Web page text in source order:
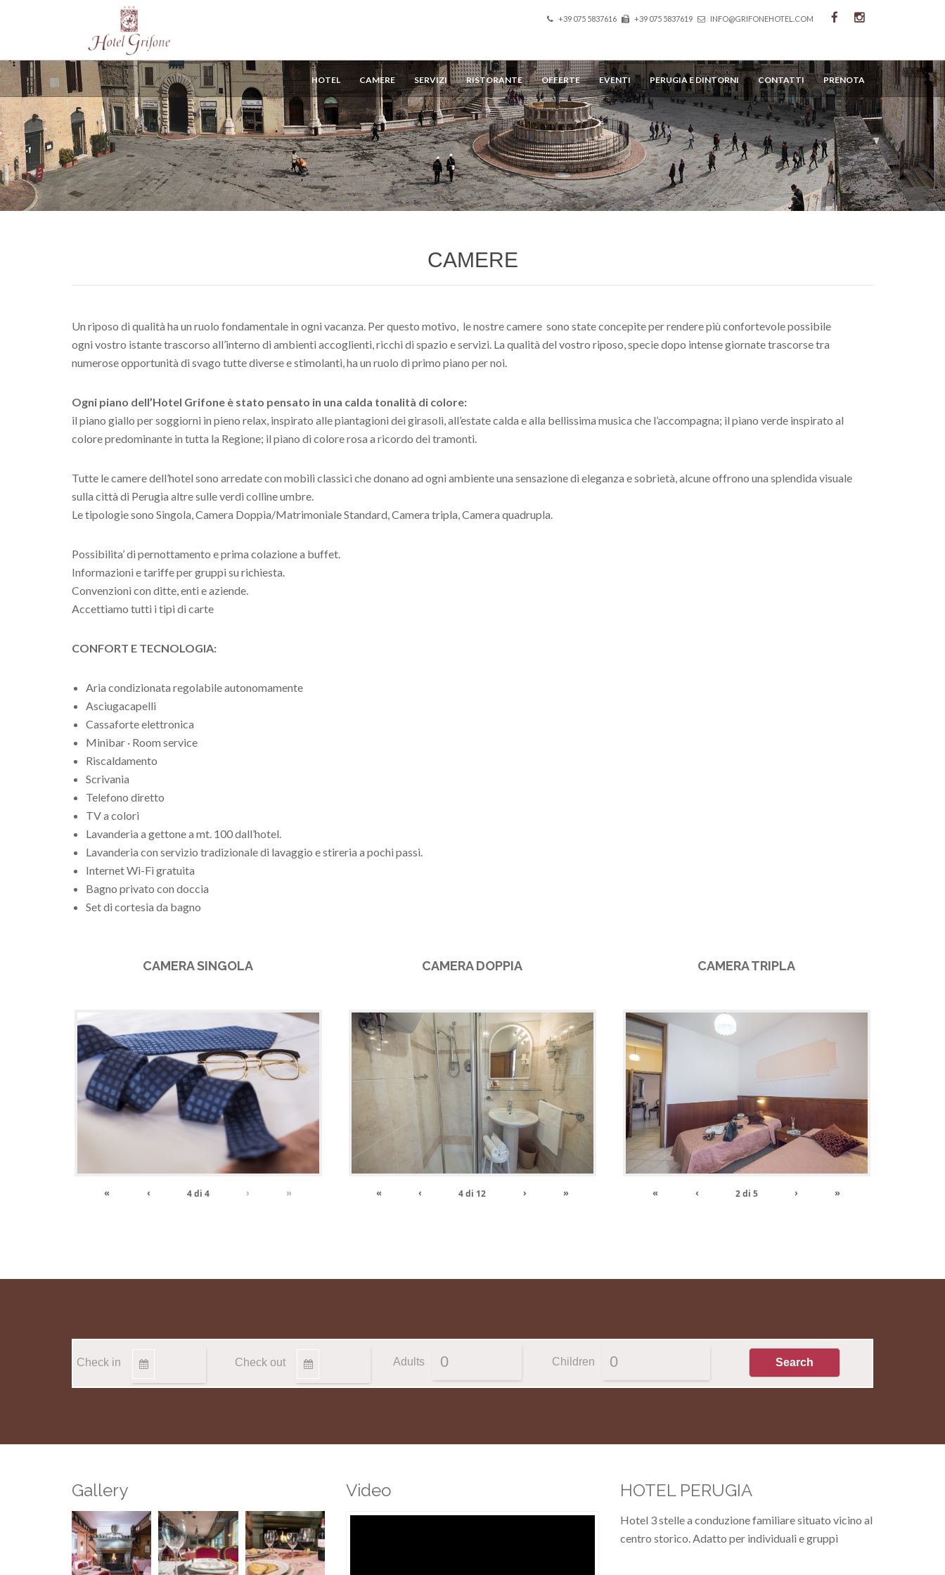
+39 075 5837616 +39 075 5837619 INFO@GRIFONEHOTEL.COM
HOTEL CAMERE SERVIZI RISTORANTE OFFERTE EVENTI PERUGIA E DINTORNI CONTATTI PRENOTA
CAMERE
Un riposo di qualità ha un ruolo fondamentale in ogni vacanza. Per questo motivo, le nostre camere sono state concepite per rendere più confortevole possibile
ogni vostro istante trascorso all’interno di ambienti accoglienti, ricchi di spazio e servizi. La qualità del vostro riposo, specie dopo intense giornate trascorse tra
numerose opportunità di svago tutte diverse e stimolanti, ha un ruolo di primo piano per noi.
Ogni piano dell’Hotel Grifone è stato pensato in una calda tonalità di colore:
il piano giallo per soggiorni in pieno relax, inspirato alle piantagioni dei girasoli, all’estate calda e alla bellissima musica che l’accompagna; il piano verde inspirato al
colore predominante in tutta la Regione; il piano di colore rosa a ricordo dei tramonti.
Tutte le camere dell’hotel sono arredate con mobili classici che donano ad ogni ambiente una sensazione di eleganza e sobrietà, alcune offrono una splendida visuale
sulla città di Perugia altre sulle verdi colline umbre.
Le tipologie sono Singola, Camera Doppia/Matrimoniale Standard, Camera tripla, Camera quadrupla.
Possibilita’ di pernottamento e prima colazione a buffet.
Informazioni e tariffe per gruppi su richiesta.
Convenzioni con ditte, enti e aziende.
Accettiamo tutti i tipi di carte
CONFORT E TECNOLOGIA:
Aria condizionata regolabile autonomamente
Asciugacapelli
Cassaforte elettronica
Minibar · Room service
Riscaldamento
Scrivania
Telefono diretto
TV a colori
Lavanderia a gettone a mt. 100 dall’hotel.
Lavanderia con servizio tradizionale di lavaggio e stireria a pochi passi.
Internet Wi-Fi gratuita
Bagno privato con doccia
Set di cortesia da bagno
CAMERA SINGOLA
« ‹ 4di 4 › »
CAMERA DOPPIA
« ‹ 4di 12 › »
CAMERA TRIPLA
« ‹ 2di 5 › »
Check in Check out Adults Children
Gallery Video HOTEL PERUGIA
Hotel 3 stelle a conduzione familiare situato vicino al
centro storico. Adatto per individuali e gruppi